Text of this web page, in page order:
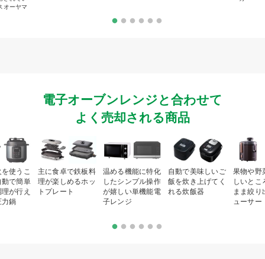
オーヤマ
電子オーブンレンジと合わせて
よく売却される商品
使うこ
で簡単
が行え
力鍋
主に食卓で鉄板料
理が楽しめるホッ
トプレート
温める機能に特化
したシンプル操作
が嬉しい単機能電
子レンジ
自動で美味しいご
飯を炊き上げてく
れる炊飯器
果物や野
しいとこ
まま絞り
ューサー